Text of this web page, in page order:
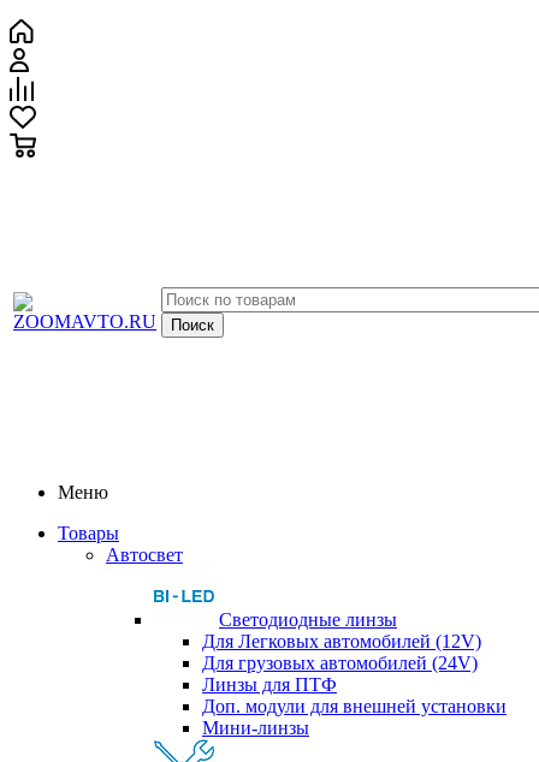
Меню
Товары
Автосвет
Светодиодные линзы
Для Легковых автомобилей (12V)
Для грузовых автомобилей (24V)
Линзы для ПТФ
Доп. модули для внешней установки
Мини-линзы